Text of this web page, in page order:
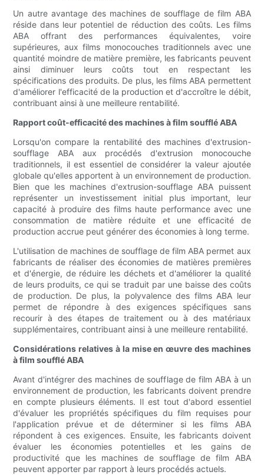
Un autre avantage des machines de soufflage de film ABA
réside dans leur potentiel de réduction des coûts. Les films
ABA offrant des performances équivalentes, voire
supérieures, aux films monocouches traditionnels avec une
quantité moindre de matière première, les fabricants peuvent
ainsi diminuer leurs coûts tout en respectant les
spécifications des produits. De plus, les films ABA permettent
d'améliorer l'efficacité de la production et d'accroître le débit,
contribuant ainsi à une meilleure rentabilité.
Rapport coût-efficacité des machines à film soufflé ABA
Lorsqu'on compare la rentabilité des machines d'extrusion-
soufflage ABA aux procédés d'extrusion monocouche
traditionnels, il est essentiel de considérer la valeur ajoutée
globale qu'elles apportent à un environnement de production.
Bien que les machines d'extrusion-soufflage ABA puissent
représenter un investissement initial plus important, leur
capacité à produire des films haute performance avec une
consommation de matière réduite et une efficacité de
production accrue peut générer des économies à long terme.
L'utilisation de machines de soufflage de film ABA permet aux
fabricants de réaliser des économies de matières premières
et d'énergie, de réduire les déchets et d'améliorer la qualité
de leurs produits, ce qui se traduit par une baisse des coûts
de production. De plus, la polyvalence des films ABA leur
permet de répondre à des exigences spécifiques sans
recourir à des étapes de traitement ou à des matériaux
supplémentaires, contribuant ainsi à une meilleure rentabilité.
Considérations relatives à la mise en œuvre des machines
à film soufflé ABA
Avant d'intégrer des machines de soufflage de film ABA à un
environnement de production, les fabricants doivent prendre
en compte plusieurs éléments. Il est tout d'abord essentiel
d'évaluer les propriétés spécifiques du film requises pour
l'application prévue et de déterminer si les films ABA
répondent à ces exigences. Ensuite, les fabricants doivent
évaluer les économies potentielles et les gains de
productivité que les machines de soufflage de film ABA
peuvent apporter par rapport à leurs procédés actuels.